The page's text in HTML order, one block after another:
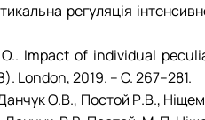
регуляція
Impact of individual
London, 2019. – С. 267–281.
О.В., Постой Р.В.,